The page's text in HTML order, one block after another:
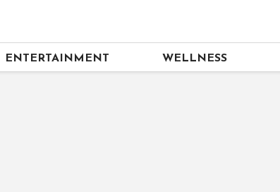
ENTERTAINMENT WELLNESS